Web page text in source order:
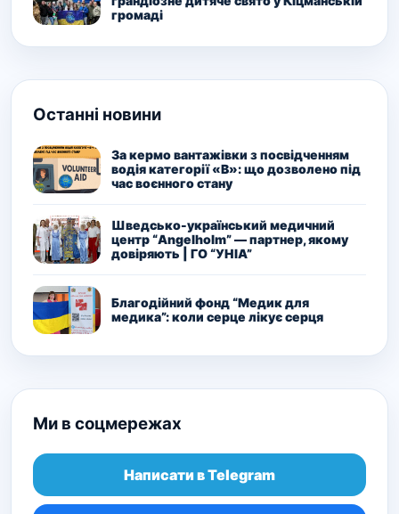
громаді
Останні новини
За кермо вантажівки з посвідченням
водія категорії «В»: що дозволено під
час воєнного стану
Шведсько-український медичний
центр “Angelholm” — партнер, якому
довіряють | ГО “УНІА”
Благодійний фонд “Медик для
медика”: коли серце лікує серця
Ми в соцмережах
Написати в Telegram